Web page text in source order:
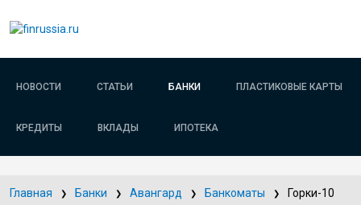
НОВОСТИ СТАТЬИ БАНКИ ПЛАСТИКОВЫЕ КАРТЫ
КРЕДИТЫ ВКЛАДЫ ИПОТЕКА
Главная Банки Авангард Банкоматы Горки-10